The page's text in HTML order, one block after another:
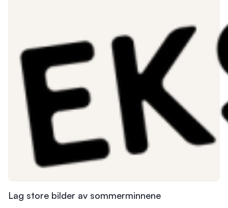
Lag store bilder av sommerminnene